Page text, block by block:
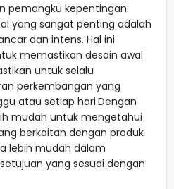
pemangku kepentingan:
yang sangat penting adalah
dan intens. Hal ini
memastikan desain awal
untuk selalu
perkembangan yang
atau setiap hari.Dengan
mudah untuk mengetahui
berkaitan dengan produk
lebih mudah dalam
yang sesuai dengan